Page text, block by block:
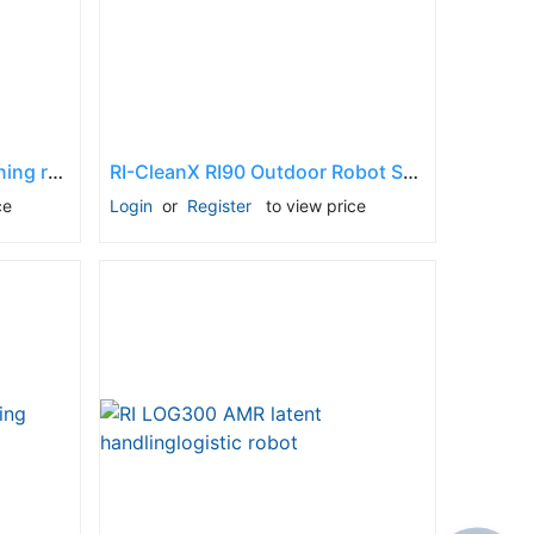
RI CleanX R3 5-in-1 AI cleaning robot and docking station SET RI-CleanX RI90 Outdoor Robot Sweeper
Loginor Register to view price